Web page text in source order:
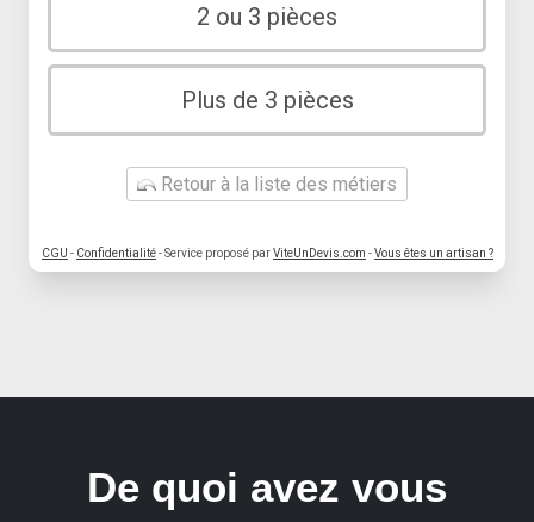
2 ou 3 pièces
Plus de 3 pièces
Retour à la liste des métiers
CGU - Confidentialité- Service proposé parViteUnDevis.com -Vous êtes un artisan ?
De quoi avez vous